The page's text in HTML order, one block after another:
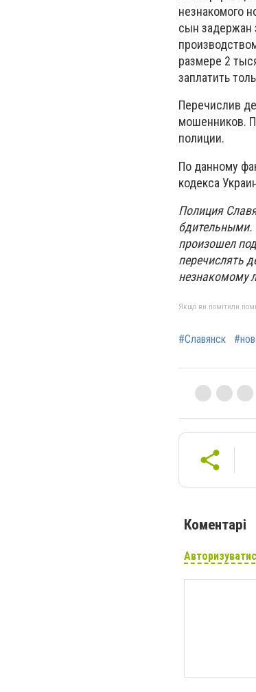
незнакомого
сын задержан
размере 2
заплатить
Перечислив
мошенников.
полиции.
По данному
кодекса
Полиция
произошел
перечислять
незнакомому
Якщо ви помітили
#Славянск
Коментарі